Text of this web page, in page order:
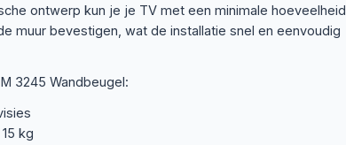
ontwerp kun je je TV met een minimale hoeveelheid
muur bevestigen, wat de installatie snel en eenvoudig
3245 Wandbeugel:
kg